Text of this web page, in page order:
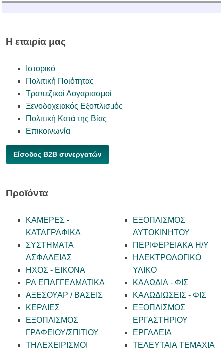
Η εταιρία μας
Ιστορικό
Πολιτική Ποιότητας
Τραπεζικοί Λογαριασμοί
Ξενοδοχειακός Εξοπλισμός
Πολιτική Κατά της Βίας
Επικοινωνία
Είσοδος B2B συνεργατών
Προϊόντα
ΚΑΜΕΡΕΣ -
KATAΓΡΑΦΙΚΑ
ΣΥΣΤΗΜΑΤΑ
ΑΣΦΑΛΕΙΑΣ
ΗΧΟΣ - ΕΙΚΟΝΑ
PA ΕΠΑΓΓΕΛΜΑΤΙΚΑ
ΑΞΕΣΟΥΑΡ / ΒΑΣΕΙΣ
ΚΕΡΑΙΕΣ
ΕΞΟΠΛΙΣΜΟΣ
ΓΡΑΦΕΙΟΥ/ΣΠΙΤΙΟΥ
ΤΗΛΕΧΕΙΡΙΣΜΟΙ
ΕΞΟΠΛΙΣΜΟΣ
ΑΥΤΟΚΙΝΗΤΟΥ
ΠΕΡΙΦΕΡΕΙΑΚΑ Η/Υ
ΗΛΕΚΤΡΟΛΟΓΙΚΟ
ΥΛΙΚΟ
ΚΑΛΩΔΙΑ - ΦΙΣ
ΚΑΛΩΔΙΩΣΕΙΣ - ΦΙΣ
ΕΞΟΠΛΙΣΜΟΣ
ΕΡΓΑΣΤΗΡΙΟΥ
ΕΡΓΑΛΕΙΑ
ΤΕΛΕΥΤΑΙΑ ΤΕΜΑΧΙΑ